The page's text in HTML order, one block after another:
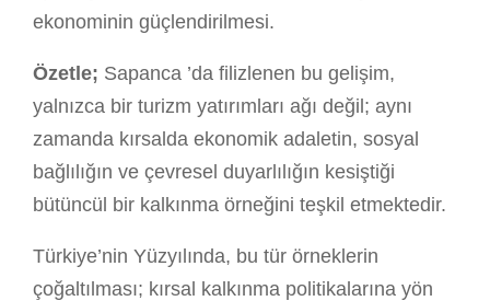
ekonominin güçlendirilmesi.
Özetle; Sapanca ’da filizlenen bu gelişim,
yalnızca bir turizm yatırımları ağı değil; aynı
zamanda kırsalda ekonomik adaletin, sosyal
bağlılığın ve çevresel duyarlılığın kesiştiği
bütüncül bir kalkınma örneğini teşkil etmektedir.
Türkiye’nin Yüzyılında, bu tür örneklerin
çoğaltılması; kırsal kalkınma politikalarına yön